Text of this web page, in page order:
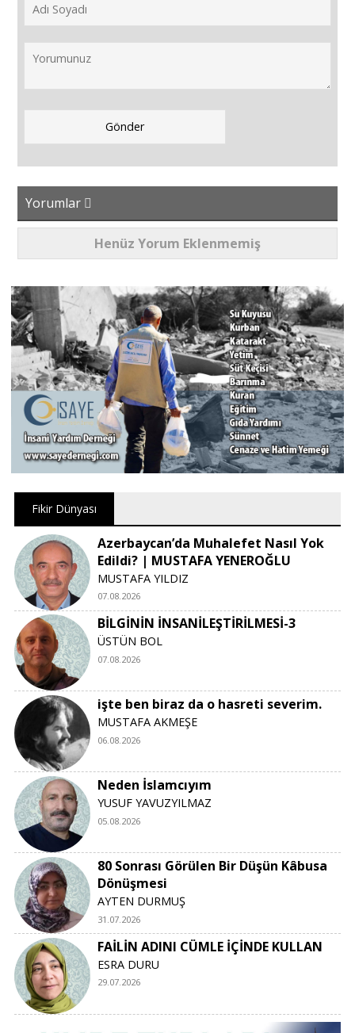
Yorumlar
Henüz Yorum Eklenmemiş
Fikir Dünyası
Azerbaycan’da Muhalefet Nasıl Yok
Edildi? | MUSTAFA YENEROĞLU
MUSTAFA YILDIZ
07.08.2026
BİLGİNİN İNSANİLEŞTİRİLMESİ-3
ÜSTÜN BOL
07.08.2026
işte ben biraz da o hasreti severim.
MUSTAFA AKMEŞE
06.08.2026
Neden İslamcıyım
YUSUF YAVUZYILMAZ
05.08.2026
80 Sonrası Görülen Bir Düşün Kâbusa
Dönüşmesi
AYTEN DURMUŞ
31.07.2026
FAİLİN ADINI CÜMLE İÇİNDE KULLAN
ESRA DURU
29.07.2026